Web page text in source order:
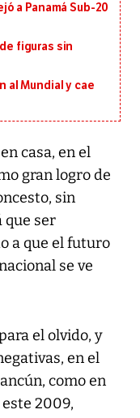
a Panamá Sub-20
figuras sin
al Mundial y cae
casa, en el
gran logro de
sin
que ser
a que el futuro
se ve
el olvido, y
en el
como en
2009,